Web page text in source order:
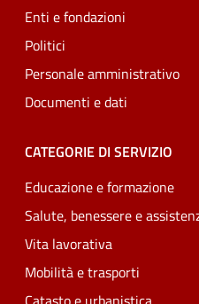
Enti e fondazioni
Politici
Personale amministrativo
Documenti e dati
CATEGORIE DI SERVIZIO
Educazione e formazione
Salute, benessere e
Vita lavorativa
Mobilità e trasporti